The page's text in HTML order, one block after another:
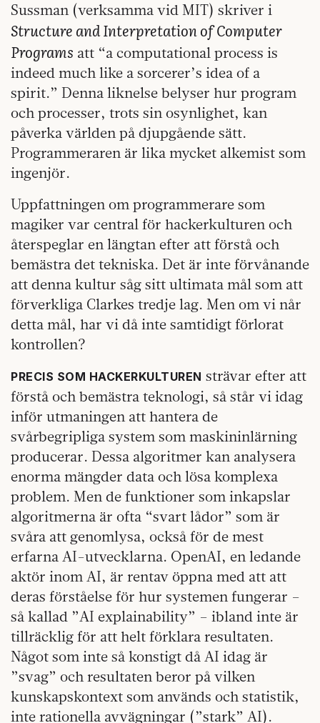
Sussman (verksamma vid MIT) skriver i
Structure and Interpretation of Computer
Programs att “a computational process is
indeed much like a sorcerer’s idea of a
spirit.” Denna liknelse belyser hur program
och processer, trots sin osynlighet, kan
påverka världen på djupgående sätt.
Programmeraren är lika mycket alkemist som
ingenjör.
Uppfattningen om programmerare som
magiker var central för hackerkulturen och
återspeglar en längtan efter att förstå och
bemästra det tekniska. Det är inte förvånande
att denna kultur såg sitt ultimata mål som att
förverkliga Clarkes tredje lag. Men om vi når
detta mål, har vi då inte samtidigt förlorat
kontrollen?
PRECIS SOM HACKERKULTUREN strävar efter att
förstå och bemästra teknologi, så står vi idag
inför utmaningen att hantera de
svårbegripliga system som maskininlärning
producerar. Dessa algoritmer kan analysera
enorma mängder data och lösa komplexa
problem. Men de funktioner som inkapslar
algoritmerna är ofta “svart lådor” som är
svåra att genomlysa, också för de mest
erfarna AI-utvecklarna. OpenAI, en ledande
aktör inom AI, är rentav öppna med att att
deras förståelse för hur systemen fungerar –
så kallad ”AI explainability” – ibland inte är
tillräcklig för att helt förklara resultaten.
Något som inte så konstigt då AI idag är
”svag” och resultaten beror på vilken
kunskapskontext som används och statistik,
inte rationella avvägningar (”stark” AI).